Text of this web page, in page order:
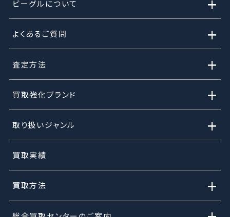
ビーグルについて
よくあるご質問 +
査定方法 +
買取強化ブランド +
取り扱いジャンル +
買取実績
買取方法 +